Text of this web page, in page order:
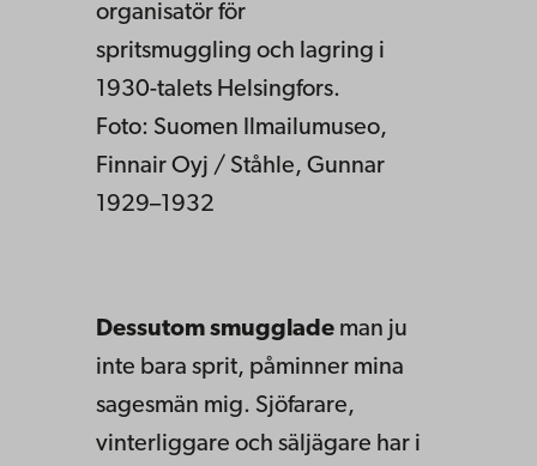
organisatör för
spritsmuggling och lagring i
1930-talets Helsingfors.
Foto: Suomen Ilmailumuseo,
Finnair Oyj / Ståhle, Gunnar
1929–1932
Dessutom smugglade man ju
inte bara sprit, påminner mina
sagesmän mig. Sjöfarare,
vinterliggare och säljägare har i